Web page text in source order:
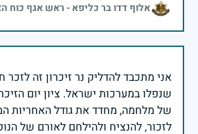
אלוף דדו בר כליפא - ראש אגף כוח
אני מתכבד להדליק נר זיכרון זה לזכר
שנפלו במערכות ישראל. ציון יום
של מלחמה, מחדד את גודל האחריות